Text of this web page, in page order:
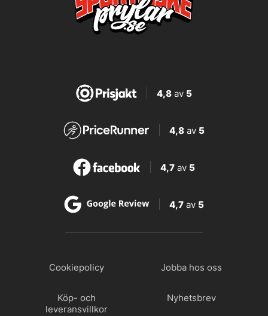
4,8av 5
4,8 av 5
4,7 av 5
4,7 av 5
Cookiepolicy Jobba hos oss
Köp- och
leveransvillkor
Nyhetsbrev